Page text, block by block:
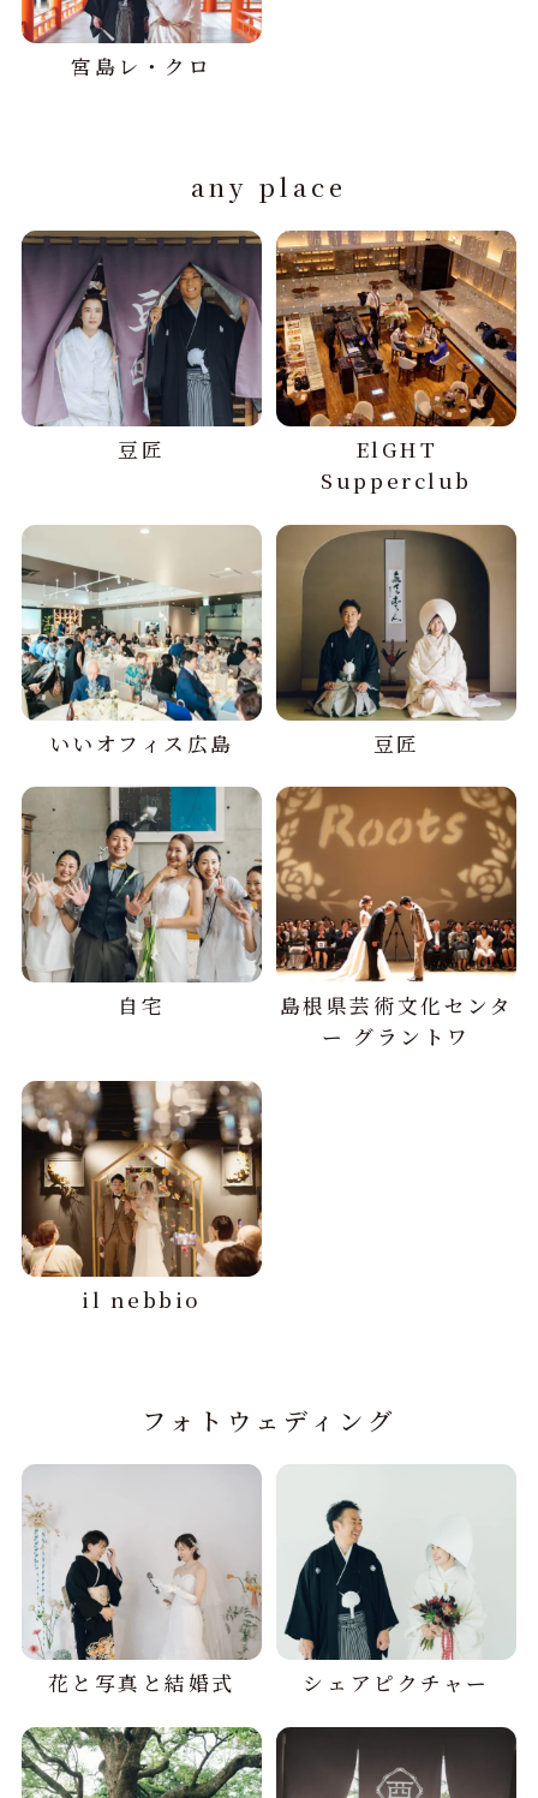
宮島レ・クロ
any place
豆匠
ElGHT
Supperclub
いいオフィス広島 豆匠
自宅
島根県芸術文化センタ
ー グラントワ
il nebbio
フォトウェディング
花と写真と結婚式 シェアピクチャー